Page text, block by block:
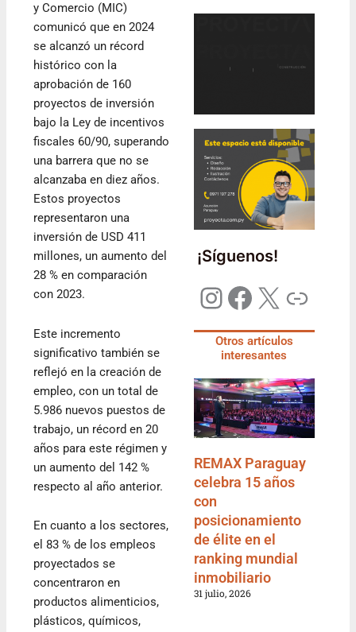
y Comercio (MIC)
comunicó que en 2024
se alcanzó un récord
histórico con la
aprobación de 160
proyectos de inversión
bajo la Ley de incentivos
fiscales 60/90, superando
una barrera que no se
alcanzaba en diez años.
Estos proyectos
representaron una
inversión de USD 411
millones, un aumento del
28 % en comparación
con 2023.
Este incremento
significativo también se
reflejó en la creación de
empleo, con un total de
5.986 nuevos puestos de
trabajo, un récord en 20
años para este régimen y
un aumento del 142 %
respecto al año anterior.
En cuanto a los sectores,
el 83 % de los empleos
proyectados se
concentraron en
productos alimenticios,
plásticos, químicos,
¡Síguenos!
Otros artículos
interesantes
REMAX Paraguay
celebra 15 años
con
posicionamiento
de élite en el
ranking mundial
inmobiliario
31 julio, 2026